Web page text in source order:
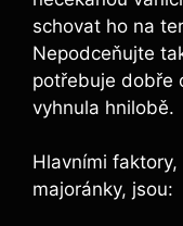
schovat ho na
Nepodceňujte
potřebuje dobře
vyhnula hnilobě.
Hlavními
majoránky, jsou: